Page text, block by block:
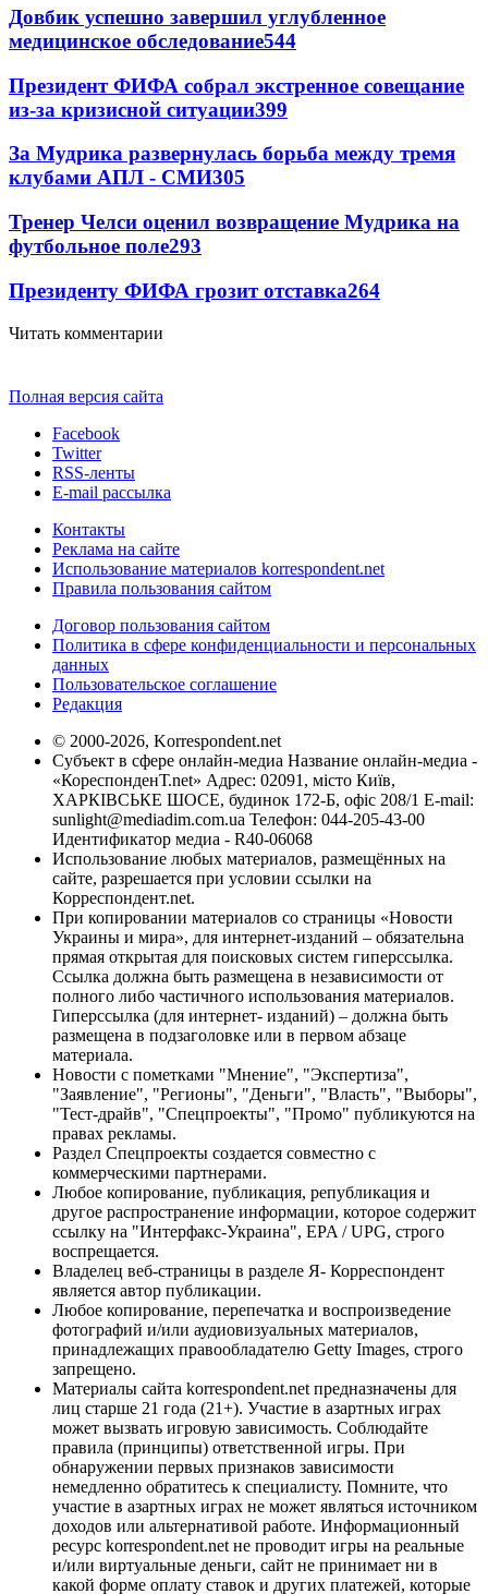
Довбик успешно завершил углубленное
медицинское обследование544
Президент ФИФА собрал экстренное совещание
из-за кризисной ситуации399
За Мудрика развернулась борьба между тремя
клубами АПЛ - СМИ305
Тренер Челси оценил возвращение Мудрика на
футбольное поле293
Президенту ФИФА грозит отставка264
Читать комментарии
Полная версия сайта
Facebook
Twitter
RSS-ленты
E-mail рассылка
Контакты
Реклама на сайте
Использование материалов korrespondent.net
Правила пользования сайтом
Договор пользования сайтом
Политика в сфере конфиденциальности и персональных
данных
Пользовательское соглашение
Редакция
© 2000-2026, Korrespondent.net
Субъект в сфере онлайн-медиа Название онлайн-медиа -
«КореспонденТ.net» Адрес: 02091, місто Київ,
ХАРКІВСЬКЕ ШОСЕ, будинок 172-Б, офіс 208/1 E-mail:
sunlight@mediadim.com.ua Телефон: 044-205-43-00
Идентификатор медиа - R40-06068
Использование любых материалов, размещённых на
сайте, разрешается при условии ссылки на
Корреспондент.net.
При копировании материалов со страницы «Новости
Украины и мира», для интернет-изданий – обязательна
прямая открытая для поисковых систем гиперссылка.
Ссылка должна быть размещена в независимости от
полного либо частичного использования материалов.
Гиперссылка (для интернет- изданий) – должна быть
размещена в подзаголовке или в первом абзаце
материала.
Новости с пометками "Мнение", "Экспертиза",
"Заявление", "Регионы", "Деньги", "Власть", "Выборы",
"Тест-драйв", "Спецпроекты", "Промо" публикуются на
правах рекламы.
Раздел Спецпроекты создается совместно с
коммерческими партнерами.
Любое копирование, публикация, републикация и
другое распространение информации, которое содержит
ссылку на "Интерфакс-Украина", EPA / UPG, строго
воспрещается.
Владелец веб-страницы в разделе Я- Корреспондент
является автор публикации.
Любое копирование, перепечатка и воспроизведение
фотографий и/или аудиовизуальных материалов,
принадлежащих правообладателю Getty Images, строго
запрещено.
Материалы сайта korrespondent.net предназначены для
лиц старше 21 года (21+). Участие в азартных играх
может вызвать игровую зависимость. Соблюдайте
правила (принципы) ответственной игры. При
обнаружении первых признаков зависимости
немедленно обратитесь к специалисту. Помните, что
участие в азартных играх не может являться источником
доходов или альтернативой работе. Информационный
ресурс korrespondent.net не проводит игры на реальные
и/или виртуальные деньги, сайт не принимает ни в
какой форме оплату ставок и других платежей, которые